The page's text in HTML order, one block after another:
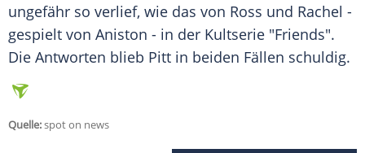
ungefähr so verlief, wie das von Ross und Rachel -
gespielt von Aniston - in der Kultserie "Friends".
Die Antworten blieb Pitt in beiden Fällen schuldig.
Quelle:spot on news